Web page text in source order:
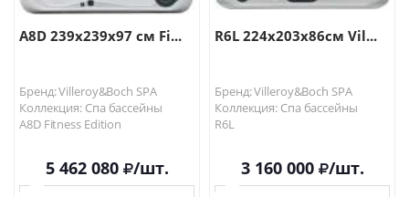
A8D 239x239x97 см Fi...
Бренд: Villeroy&Boch SPA
Коллекция: Спа бассейны
A8D Fitness Edition
5 462 080 /шт.
R6L 224x203x86см Vil...
Бренд: Villeroy&Boch SPA
Коллекция: Спа бассейны
R6L
3 160 000 /шт.